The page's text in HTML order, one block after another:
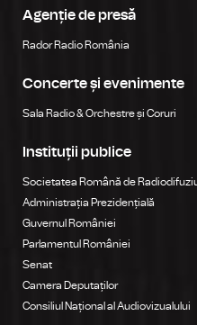
Agenție de presă
Rador Radio România
Concerte și evenimente
Sala Radio & Orchestre și Coruri
Instituții publice
Societatea Română de
Administrația Prezidențială
Guvernul României
Parlamentul României
Senat
Camera Deputaților
Consiliul Național al Audiovizualului